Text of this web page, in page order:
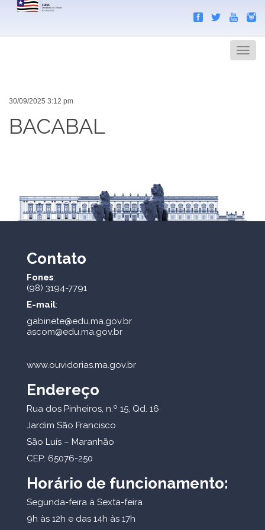
Menu
30/09/2025 3:12 pm
BACABAL
Contato
Fones:
(98) 3194-7791
E-mail:
gabinete@edu.ma.gov.br
ascom@edu.ma.gov.br
www.ouvidorias.ma.gov.br
Endereço
Rua dos Pinheiros, n.º 15, Qd. 16
Jardim São Francisco
São Luís – Maranhão
CEP: 65076-250
Horário de funcionamento:
Segunda-feira à Sexta-feira
9h às 12h e das 14h às 17h